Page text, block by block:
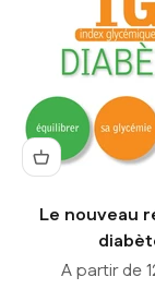
Le nouveau
Prix de
A partir de